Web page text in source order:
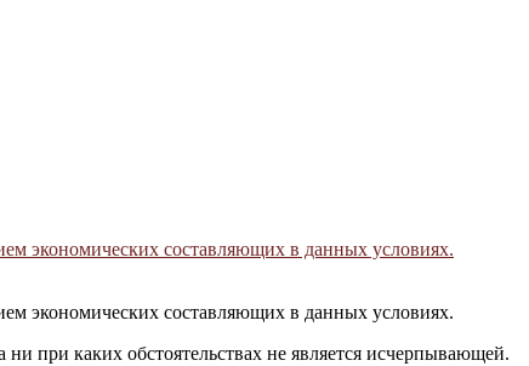
экономических составляющих в данных условиях.
экономических составляющих в данных условиях.
при каких обстоятельствах не является исчерпывающей.